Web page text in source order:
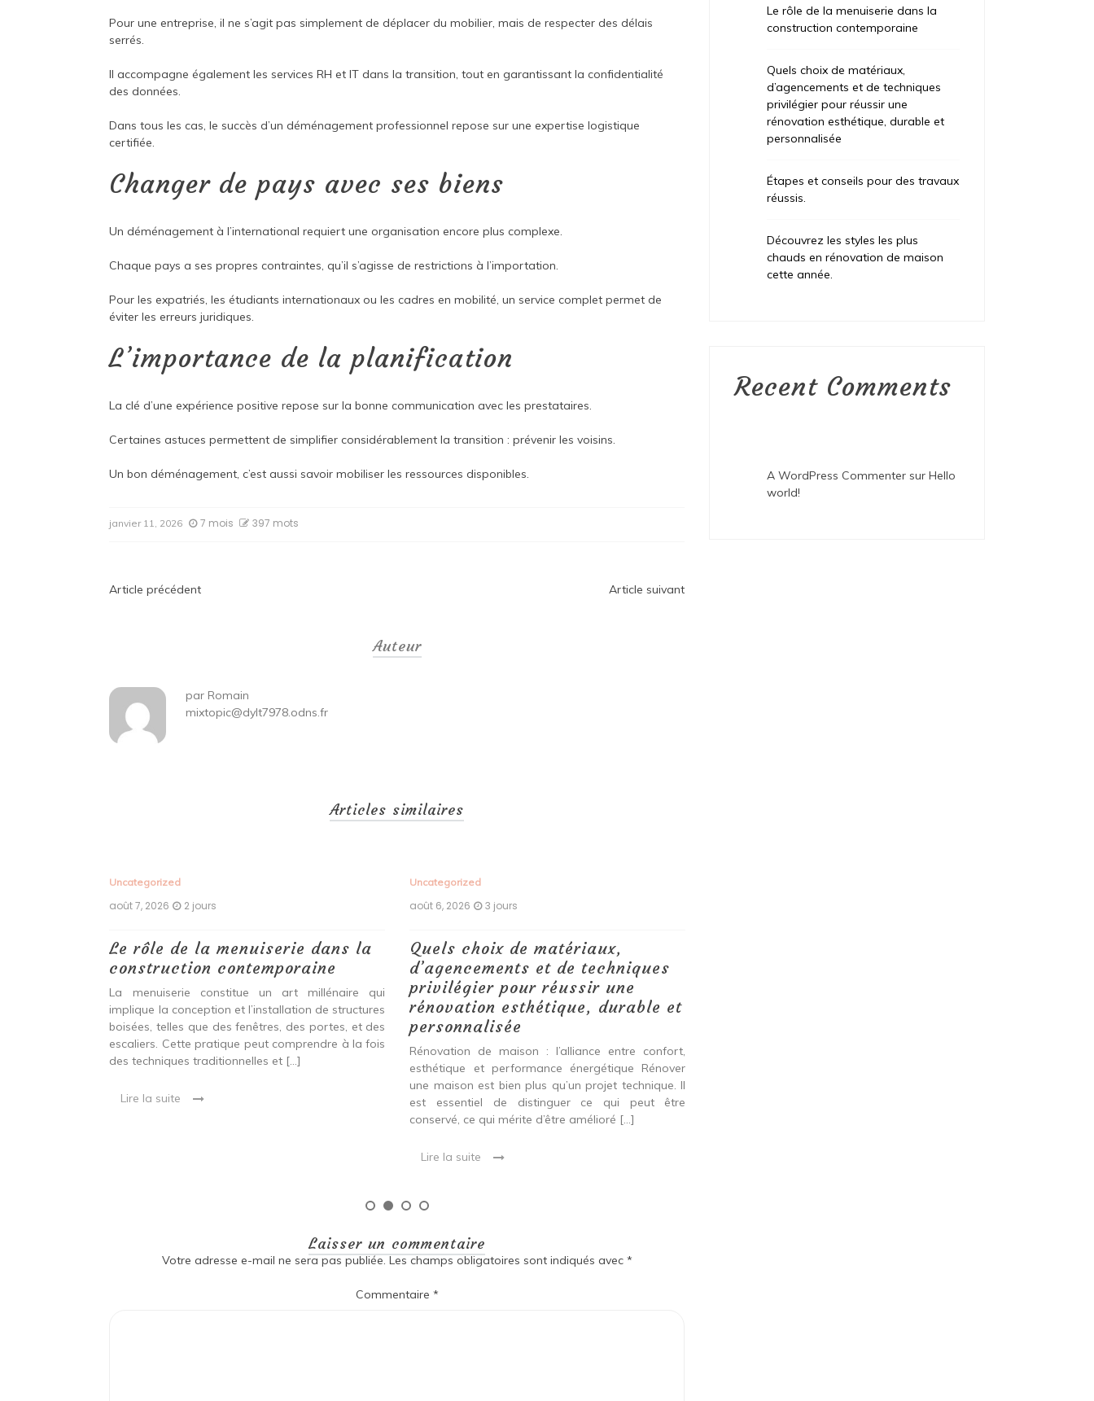
Pour une entreprise, il ne s’agit pas simplement de déplacer du mobilier, mais de respecter des délais
serrés.
Il accompagne également les services RH et IT dans la transition, tout en garantissant la confidentialité
des données.
Dans tous les cas, le succès d’un déménagement professionnel repose sur une expertise logistique
certifiée.
Changer de pays avec ses biens
Un déménagement à l’international requiert une organisation encore plus complexe.
Chaque pays a ses propres contraintes, qu’il s’agisse de restrictions à l’importation.
Pour les expatriés, les étudiants internationaux ou les cadres en mobilité, un service complet permet de
éviter les erreurs juridiques.
L’importance de la planification
La clé d’une expérience positive repose sur la bonne communication avec les prestataires.
Certaines astuces permettent de simplifier considérablement la transition : prévenir les voisins.
Un bon déménagement, c’est aussi savoir mobiliser les ressources disponibles.
janvier 11, 2026 7 mois 397 mots
Navigation
Article précédent Article suivant
Auteur
par Romain
mixtopic@dylt7978.odns.fr
Articles similaires
Uncategorized
août 7, 2026 2 jours
Le rôle de la menuiserie dans la
construction contemporaine
La menuiserie constitue un art millénaire qui
implique la conception et l’installation de structures
boisées, telles que des fenêtres, des portes, et des
escaliers. Cette pratique peut comprendre à la fois
des techniques traditionnelles et […]
Lire la suite
Uncategorized
août 6, 2026 3 jours
Quels choix de matériaux,
d’agencements et de techniques
privilégier pour réussir une
rénovation esthétique, durable et
personnalisée
Rénovation de maison : l’alliance entre confort,
esthétique et performance énergétique Rénover
une maison est bien plus qu’un projet technique. Il
est essentiel de distinguer ce qui peut être
conservé, ce qui mérite d’être amélioré […]
Lire la suite
Laisser un commentaire
Votre adresse e-mail ne sera pas publiée. Les champs obligatoires sont indiqués avec *
Commentaire *
Le rôle de la menuiserie dans la
construction contemporaine
Quels choix de matériaux,
d’agencements et de techniques
privilégier pour réussir une
rénovation esthétique, durable et
personnalisée
Étapes et conseils pour des travaux
réussis.
Découvrez les styles les plus
chauds en rénovation de maison
cette année.
Recent Comments
A WordPress Commenter surHello
world!